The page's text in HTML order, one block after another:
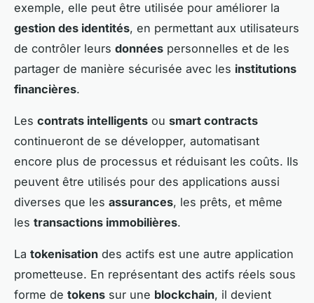
exemple, elle peut être utilisée pour améliorer la
gestion des identités, en permettant aux utilisateurs
de contrôler leurs données personnelles et de les
partager de manière sécurisée avec les institutions
financières.
Les contrats intelligents ou smart contracts
continueront de se développer, automatisant
encore plus de processus et réduisant les coûts. Ils
peuvent être utilisés pour des applications aussi
diverses que les assurances, les prêts, et même
les transactions immobilières.
La tokenisation des actifs est une autre application
prometteuse. En représentant des actifs réels sous
forme de tokens sur une blockchain, il devient